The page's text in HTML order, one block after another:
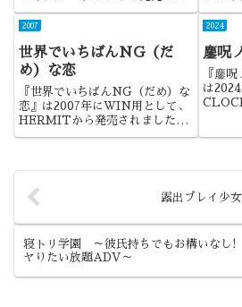
ました。愛上陸さんの漫画『催眠
性指導』の世界観をゲーム化した
ら発売
＆おく
2007
世界でいちばんNG（だ
め）な恋
『世界でいちばんNG（だめ）な
恋』は2007年にWIN用として、
HERMITから発売されました。
ライターのファンであれば、楽し
2024
鏖呪
『鏖
は
露出プレイ少女
寝トリ学園 ～彼氏持ちでもお構いなし!
ヤりたい放題ADV～